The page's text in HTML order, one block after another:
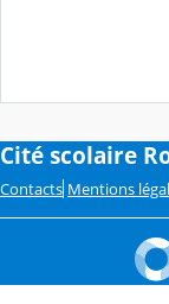
Cité scolaire
Contacts Mentions